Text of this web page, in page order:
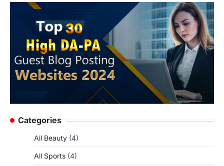
Categories
All Beauty (4)
All Sports (4)